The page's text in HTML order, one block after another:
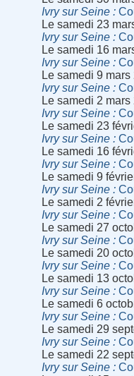
Ivry sur Seine
Le samedi 23
Ivry sur Seine
Le samedi 16
Ivry sur Seine
Le samedi 9
Ivry sur Seine
Le samedi 2
Ivry sur Seine
Le samedi 23
Ivry sur Seine
Le samedi 16
Ivry sur Seine
Le samedi 9
Ivry sur Seine
Le samedi 2
Ivry sur Seine
Le samedi 27
Ivry sur Seine
Le samedi 20
Ivry sur Seine
Le samedi 13
Ivry sur Seine
Le samedi 6
Ivry sur Seine
Le samedi 29
Ivry sur Seine
Le samedi 22
Ivry sur Seine